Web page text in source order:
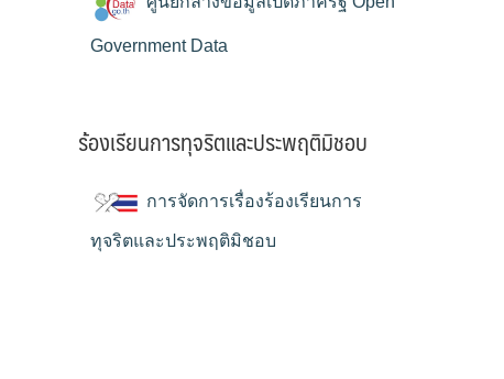
Government Data
ร้องเรียนการทุจริตและประพฤติมิชอบ
การจัดการเรื่องร้องเรียนการ
ทุจริตและประพฤติมิชอบ